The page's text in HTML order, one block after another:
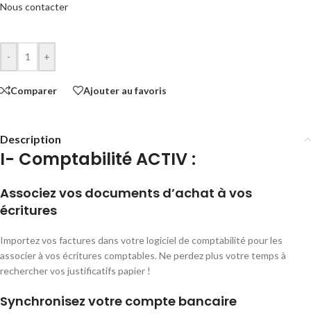
Nous contacter
- +
Comparer Ajouter au favoris
Description
I- Comptabilité ACTIV :
Associez vos documents d’achat à vos
écritures
Importez vos factures dans votre logiciel de comptabilité pour les
associer à vos écritures comptables. Ne perdez plus votre temps à
rechercher vos justificatifs papier !
Synchronisez votre compte bancaire